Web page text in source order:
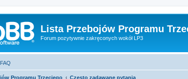
Lista Przebojów Programu
Forum pozytywnie zakręconych wokół LP3
FAQ
Programu Trzeciego Często zadawane pytania